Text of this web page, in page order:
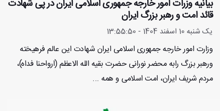
بیانیه وزرات امور خارجه جمهوری اسلامی ایران در پی شهادت
قائد امت و رهبر بزرگ ایران
یک شنبه 10 اسفند 1404 - 13:55:50
وزارت امور خارجه جمهوری اسلامی ایران شهادت اين عالم فرهيخته
ورهبر بزرگ رابه محضر نورانى حضرت بقيه الله الاعظم (ارواحنا فداه)،
مردم شريف ايران، امت اسلامى و همه ...